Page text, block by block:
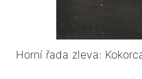
Horní řada zleva: